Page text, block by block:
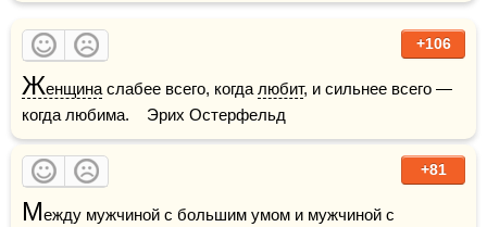
+106
Женщина слабее всего, когда любит, и сильнее всего —
когда любима.    Эрих Остерфельд
+81
Между мужчиной с большим умом и мужчиной с